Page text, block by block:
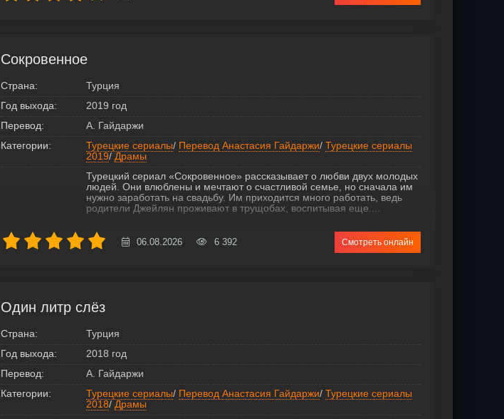
Сокровенное
Страна:
Турция
Год выхода:
2019 год
Перевод:
А. Гайдаржи
Категории:
Турецкие сериалы/ Перевод Анастасия Гайдаржи/ Турецкие сериалы
2019/ Драмы
Турецкий сериал «Сокровенное» рассказывает о любви двух молодых
людей. Они влюблены и мечтают о счастливой семье, но сначала им
нужно заработать на свадьбу. Им приходится много работать, ведь
родители Джейлян проживают в трущобах, воспитывая еще....
06.08.2026 6 392 Смотреть онлайн
Один литр слёз
Страна:
Турция
Год выхода:
2018 год
Перевод:
А. Гайдаржи
Категории:
Турецкие сериалы/ Перевод Анастасия Гайдаржи/ Турецкие сериалы
2018/ Драмы